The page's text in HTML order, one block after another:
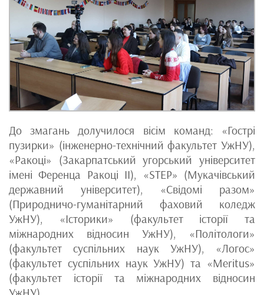
До змагань долучилося вісім команд: «Гострі
пузирки» (інженерно-технічний факультет УжНУ),
«Ракоці» (Закарпатський угорський університет
імені Ференца Ракоці II), «STEP» (Мукачівський
державний університет), «Свідомі разом»
(Природничо-гуманітарний фаховий коледж
УжНУ), «Історики» (факультет історії та
міжнародних відносин УжНУ), «Політологи»
(факультет суспільних наук УжНУ), «Логос»
(факультет суспільних наук УжНУ) та «Meritus»
(факультет історії та міжнародних відносин